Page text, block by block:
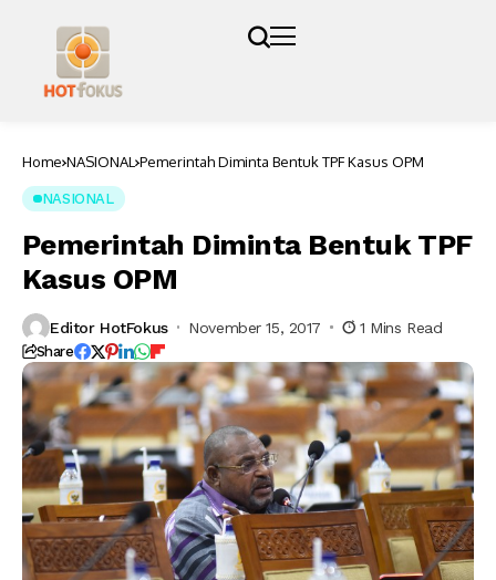
Home NASIONAL Pemerintah Diminta Bentuk TPF Kasus OPM
NASIONAL
Pemerintah Diminta Bentuk TPF
Kasus OPM
Editor HotFokus November 15, 2017 1 Mins Read
Share